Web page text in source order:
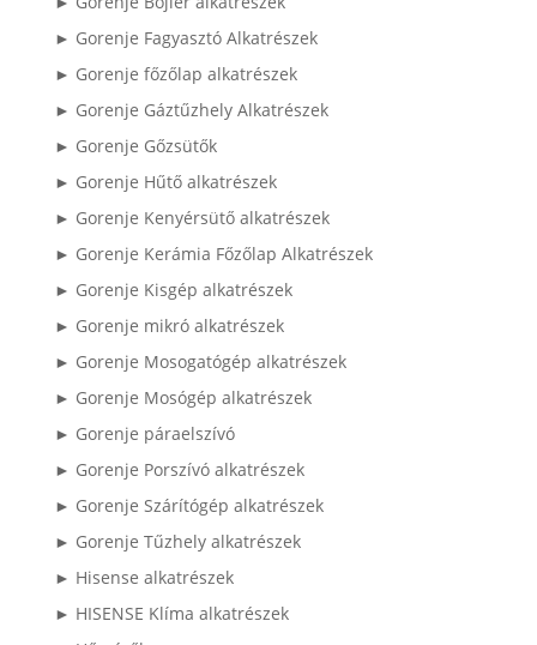
► Gorenje Fagyasztó Alkatrészek
► Gorenje főzőlap alkatrészek
► Gorenje Gáztűzhely Alkatrészek
► Gorenje Gőzsütők
► Gorenje Hűtő alkatrészek
► Gorenje Kenyérsütő alkatrészek
► Gorenje Kerámia Főzőlap Alkatrészek
► Gorenje Kisgép alkatrészek
► Gorenje mikró alkatrészek
► Gorenje Mosogatógép alkatrészek
► Gorenje Mosógép alkatrészek
► Gorenje páraelszívó
► Gorenje Porszívó alkatrészek
► Gorenje Szárítógép alkatrészek
► Gorenje Tűzhely alkatrészek
► Hisense alkatrészek
► HISENSE Klíma alkatrészek